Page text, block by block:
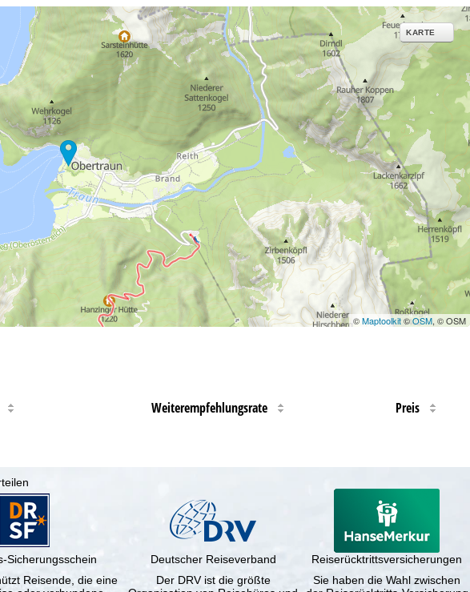
KARTE
©Maptoolkit©OSM, © OSM
Weiterempfehlungsrate Preis
Sicherungsschein
Reisende, die eine
Deutscher Reiseverband
Der DRV ist die größte
Reiserücktrittsversicherungen
Sie haben die Wahl zwischen